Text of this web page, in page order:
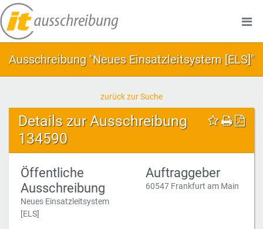
Ausschreibung "Neues Einsatzleitsystem [ELS]"
zurück zur Suche
Details zur Ausschreibung
134590
Öffentliche
Ausschreibung
Neues Einsatzleitsystem
[ELS]
Auftraggeber
60547 Frankfurt am Main